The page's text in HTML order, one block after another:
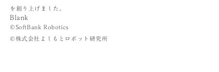
を創り上げました。
Blank
©SoftBank Robotics
©株式会社よしもとロボット研究所